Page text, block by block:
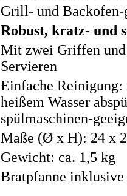
Grill- und Backofen-
Robust, kratz- und
Mit zwei Griffen und
Servieren
Einfache Reinigung:
heißem Wasser
spülmaschinen-
Maße (Ø x H): 24 x
Gewicht: ca. 1,5 kg
Bratpfanne